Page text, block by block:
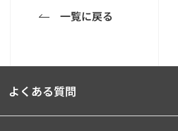
一覧に戻る
よくある質問